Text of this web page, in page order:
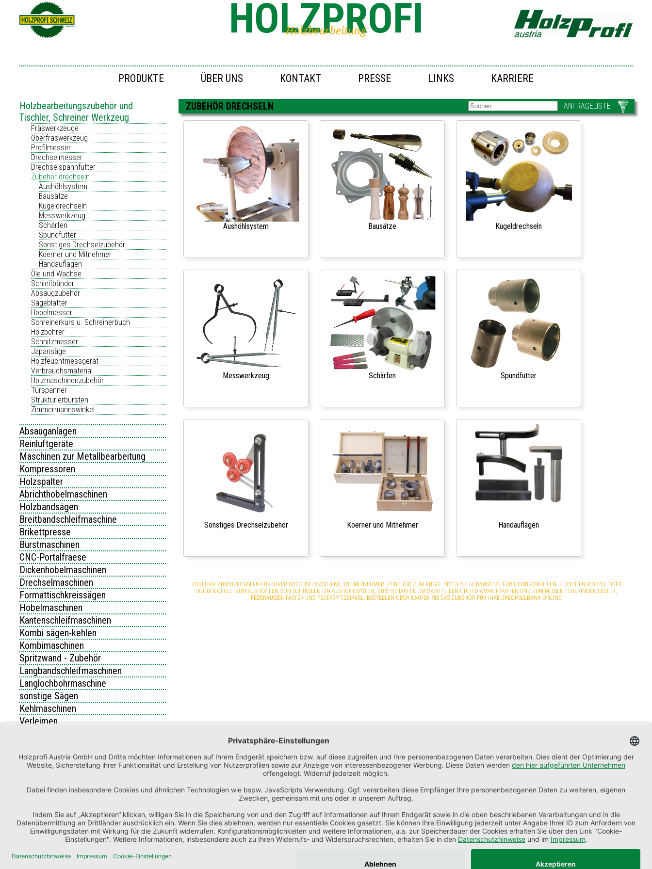
HOLZPROFI
Holzbearbeitung
PRODUKTE ÜBER UNS KONTAKT PRESSE LINKS KARRIERE
Holzbearbeitungszubehör und
Tischler, Schreiner Werkzeug
Fräswerkzeuge
Oberfräswerkzeug
Profilmesser
Drechselmesser
Drechselspannfutter
Zubehör drechseln
Aushöhlsystem
Bausätze
Kugeldrechseln
Messwerkzeug
Schärfen
Spundfutter
Sonstiges Drechselzubehör
Koerner und Mitnehmer
Handauflagen
Öle und Wachse
Schleifbänder
Absaugzubehör
Sägeblätter
Hobelmesser
Schreinerkurs u. Schreinerbuch
Holzbohrer
Schnitzmesser
Japansäge
Holzfeuchtmessgerät
Verbrauchsmaterial
Holzmaschinenzubehör
Türspanner
Strukturierbürsten
Zimmermannswinkel
Absauganlagen
Reinluftgeräte
Maschinen zur Metallbearbeitung
Kompressoren
Holzspalter
Abrichthobelmaschinen
Holzbandsägen
Breitbandschleifmaschine
Brikettpresse
Bürstmaschinen
CNC-Portalfraese
Dickenhobelmaschinen
Drechselmaschinen
Formattischkreissägen
Hobelmaschinen
Kantenschleifmaschinen
Kombi sägen-kehlen
Kombimaschinen
Spritzwand - Zubehör
Langbandschleifmaschinen
Langlochbohrmaschine
sonstige Sägen
Kehlmaschinen
Verleimen
Vorschubapparate
Werkstattausruestung
COOKIE-EINSTELLUNGEN BEARBEITEN
ZUBEHÖR DRECHSELN ANFRAGELISTE
Aushöhlsystem Bausätze Kugeldrechseln
Messwerkzeug Schärfen Spundfutter
Sonstiges Drechselzubehör Koerner und Mitnehmer Handauflagen
ZUBEHÖR ZUM DRECHSELN FÜR IHRER DRECHSELMASCHINE, WIE MITNEHMER, ZUBEHÖR ZUM KUGEL DRECHSELN, BAUSÄTZE FÜR GEWÜRZMÜHLEN, FLASCHENSTOPPEL ODER
SCHUHLÖFFEL. ZUM AUSHÖHLEN VON SCHÜSSELN EIN AUSHÖHLSYSTEM, ZUM SCHÄRFEN DIAMANTFEILEN ODER DIAMANTKARTEN UND ZUM MESSEN FEDERINNENTASTER,
FEDERAUSSENTASTER UND FEDERSPITZZIRKEL. BESTELLEN ODER KAUFEN SIE DAS ZUBEHÖR FÜR IHRE DRECHSELBANK ONLINE.